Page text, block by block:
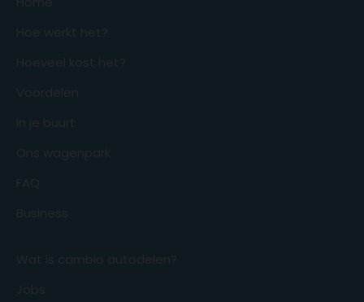
Hoe werkt het?
Hoeveel kost het?
Voordelen
In je buurt
Ons wagenpark
FAQ
Business
Wat is cambio autodelen?
Jobs